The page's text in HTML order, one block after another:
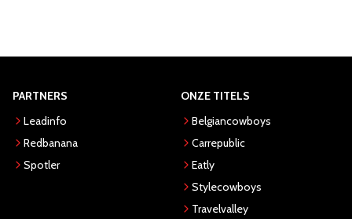
PARTNERS
Leadinfo
Redbanana
Spotler
ONZE TITELS
Belgiancowboys
Carrepublic
Eatly
Stylecowboys
Travelvalley